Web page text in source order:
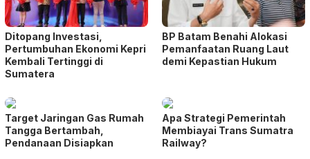
Ditopang Investasi,
Pertumbuhan Ekonomi Kepri
Kembali Tertinggi di
Sumatera
BP Batam Benahi Alokasi
Pemanfaatan Ruang Laut
demi Kepastian Hukum
Target Jaringan Gas Rumah
Tangga Bertambah,
Pendanaan Disiapkan
Apa Strategi Pemerintah
Membiayai Trans Sumatra
Railway?